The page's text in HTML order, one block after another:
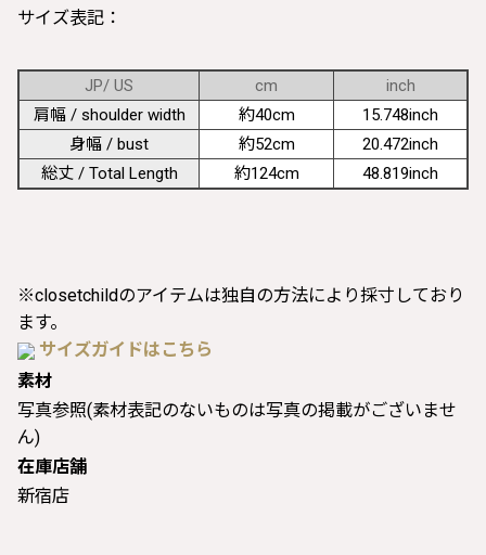
サイズ表記：
JP/ US cm
inch
肩幅 / shoulder width
約40cm
15.748inch
身幅 / bust
約52cm
20.472inch
総丈 / Total Length
約124cm 48.819inch
※closetchildのアイテムは独自の方法により採寸しており
ます。
サイズガイドはこちら
素材
写真参照(素材表記のないものは写真の掲載がございませ
ん)
在庫店舗
新宿店